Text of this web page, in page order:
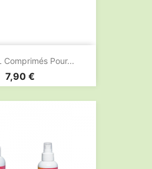
Comprimés Pour...
Prix
7,90 €